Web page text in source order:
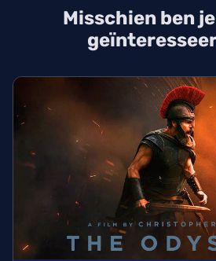
IMAX-release.
Misschien ben